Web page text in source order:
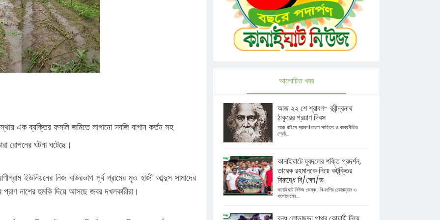
পালনে
আসছেন
এক ব্যক্তির ফসলি জমিতে লাগানো সবজি বাগান কর্তন সহ
রোপনের ঘটনা ঘটেছে।
ইউনিয়নের নিজ বাউরভাগ পূর্ব গ্রামের মৃত হাজী আব্দুস সামাদের
প্রাণ নাশের হুমকি দিয়ে আসছে জবর দখলকারীরা।
আলোচিত খবর
আজ ২২ শে শ্রাবণ- রবীন্দ্রনাথ
ঠাকুরের প্রয়াণ দিবস
আজ বাইশে শ্রাবণ। বাংলা সাহিত্য ও কাব্যগীতির
শ্রেষ্ঠ...
কানাইঘাটে যুবদলের শক্তি প্রদর্শন,
তারেক রহমানকে নিয়ে কটূক্তির
বিরুদ্ধে বি/ক্ষো/ভ
কানাইঘাট নিউজ ডেস্ক : বিএনপির চেয়ারম্যান ও
বাংলাদেশের...